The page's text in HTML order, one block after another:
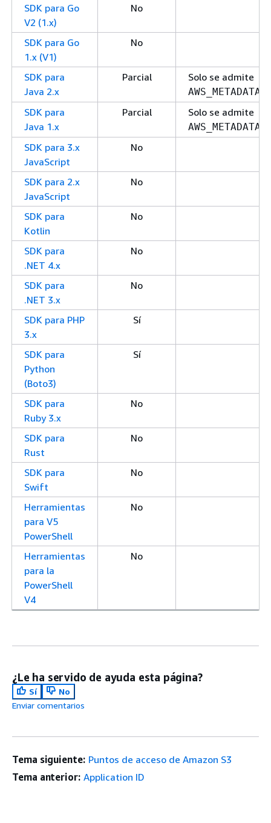
SDK para Go
V2 (1.x)
No
SDK para Go
1.x (V1)
No
SDK para
Java 2.x
Parcial Solo se admite
SDK para
Java 1.x
Parcial Solo se admite
SDK para 3.x
JavaScript
No
SDK para 2.x
JavaScript
No
SDK para
Kotlin
No
SDK para
.NET 4.x
No
SDK para
.NET 3.x
No
SDK para PHP
3.x
Sí
SDK para
Python
(Boto3)
Sí
SDK para
Ruby 3.x
No
SDK para
Rust
No
SDK para
Swift
No
Herramientas
para V5
PowerShell
No
Herramientas
para la
PowerShell
V4
No
¿Le ha servido de ayuda esta página?
Sí
No
Enviar comentarios
Tema siguiente: Puntos de acceso de Amazon S3
Tema anterior: Application ID